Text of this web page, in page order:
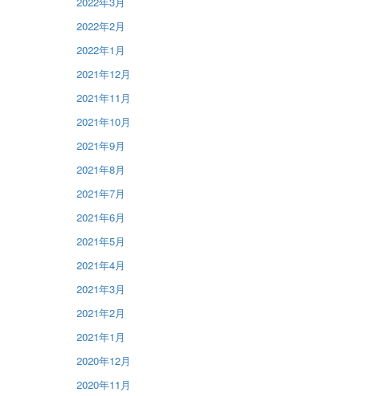
2022年2月
2022年1月
2021年12月
2021年11月
2021年10月
2021年9月
2021年8月
2021年7月
2021年6月
2021年5月
2021年4月
2021年3月
2021年2月
2021年1月
2020年12月
2020年11月